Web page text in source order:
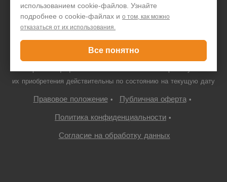
использованием cookie-файлов. Узнайте
подробнее о cookie-файлах и о том, как можно
отказаться от их использования.
Все понятно
© ООО "ПДА ПАРТ" 2008-
7719667766/772201001, 109052 г. Москва, Автомобильный проезд,
их приобретения действительны по состоянию на текущую дату
Правовое положение• Публичная оферта•
Политика конфиденциальности •
Согласие на обработку данных